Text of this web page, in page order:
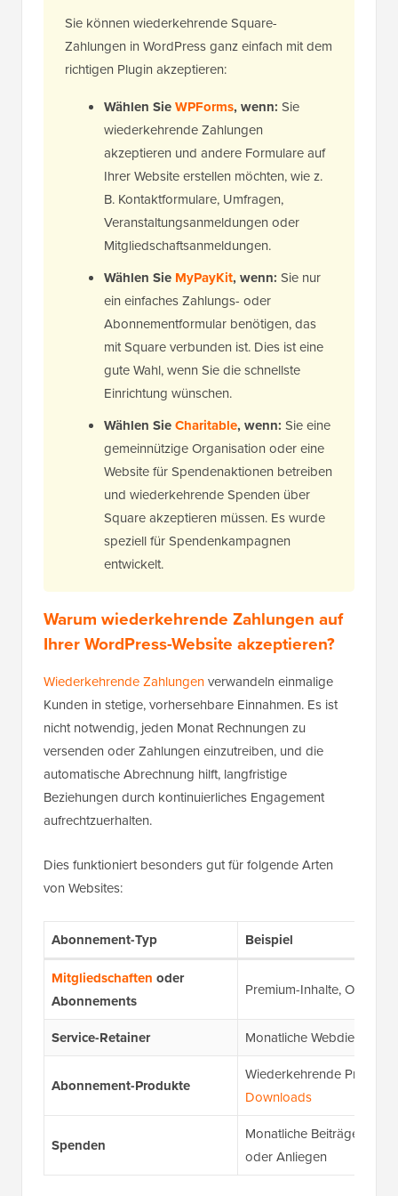
Sie können wiederkehrende Square-
Zahlungen in WordPress ganz einfach mit dem
richtigen Plugin akzeptieren:
Wählen SieWPForms, wenn: Sie
wiederkehrende Zahlungen
akzeptieren und andere Formulare auf
Ihrer Website erstellen möchten, wie z.
B. Kontaktformulare, Umfragen,
Veranstaltungsanmeldungen oder
Mitgliedschaftsanmeldungen.
Wählen Sie MyPayKit, wenn: Sie nur
ein einfaches Zahlungs- oder
Abonnementformular benötigen, das
mit Square verbunden ist. Dies ist eine
gute Wahl, wenn Sie die schnellste
Einrichtung wünschen.
Wählen SieCharitable, wenn: Sie eine
gemeinnützige Organisation oder eine
Website für Spendenaktionen betreiben
und wiederkehrende Spenden über
Square akzeptieren müssen. Es wurde
speziell für Spendenkampagnen
entwickelt.
Warum wiederkehrende Zahlungen auf
Ihrer WordPress-Website akzeptieren?
Wiederkehrende Zahlungenverwandeln einmalige
Kunden in stetige, vorhersehbare Einnahmen. Es ist
nicht notwendig, jeden Monat Rechnungen zu
versenden oder Zahlungen einzutreiben, und die
automatische Abrechnung hilft, langfristige
Beziehungen durch kontinuierliches Engagement
aufrechtzuerhalten.
Dies funktioniert besonders gut für folgende Arten
von Websites:
Abonnement-Typ
Beispiel
Mitgliedschaften oder
Abonnements
Premium-Inhalte, Online-
Service-Retainer Monatliche Webdienste,
Abonnement-Produkte
Wiederkehrende
Downloads
Spenden
Monatliche Beiträge für
oder Anliegen